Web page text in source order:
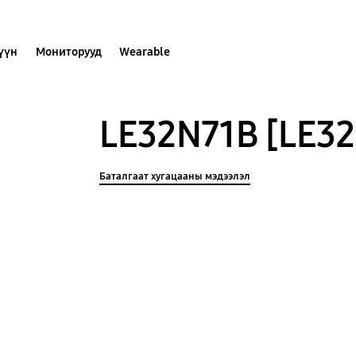
Мониторууд Wearable
LE32N71B
Баталгаат хугацааны мэдээлэл